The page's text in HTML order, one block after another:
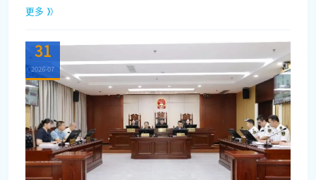
科带头人于双和教授、朱景伟教授及学院相关教职工代表出席仪
成果，对其担任我校讲座教授表示热烈欢迎和由衷感谢，并期待
他为我院的学科发展、人才培养和科学研究贡献力量。董振华宣
读了学校的聘任决定，...
更多
31
2026-07